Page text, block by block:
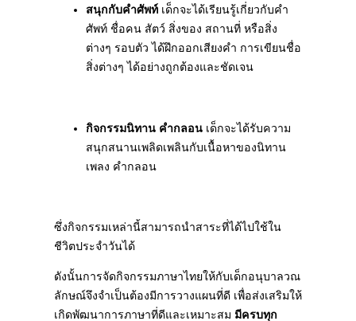
สนุกกับคำศัพท์ เด็กจะได้เรียนรู้เกี่ยวกับคำ
ศัพท์ ชื่อคน สัตว์ สิ่งของ สถานที่ หรือสิ่ง
ต่างๆ รอบตัว ได้ฝึกออกเสียงคำ การเขียนชื่อ
สิ่งต่างๆ ได้อย่างถูกต้องและชัดเจน
กิจกรรมนิทาน คำกลอน เด็กจะได้รับความ
สนุกสนานเพลิดเพลินกับเนื้อหาของนิทาน
เพลง คำกลอน
ซึ่งกิจกรรมเหล่านี้สามารถนำสาระที่ได้ไปใช้ใน
ชีวิตประจำวันได้
ดังนั้นการจัดกิจกรรมภาษาไทยให้กับเด็กอนุบาลวณ
ลักษณ์จึงจำเป็นต้องมีการวางแผนที่ดี เพื่อส่งเสริมให้
เกิดพัฒนาการภาษาที่ดีและเหมาะสม มีครบทุก